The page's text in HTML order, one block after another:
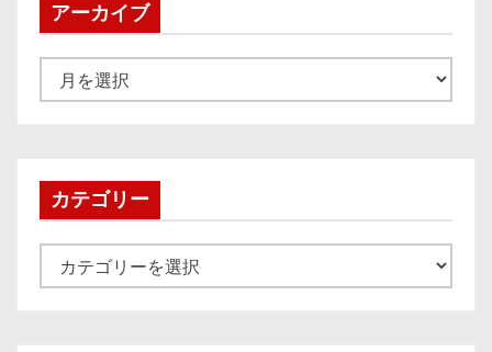
アーカイブ
ー
ブカテゴリー
テ